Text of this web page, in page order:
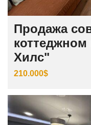
Продажа
коттеджном
Хилс"
210.000$